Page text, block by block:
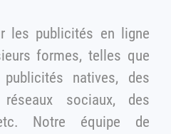
formes, telles que
natives, des
Notre équipe de